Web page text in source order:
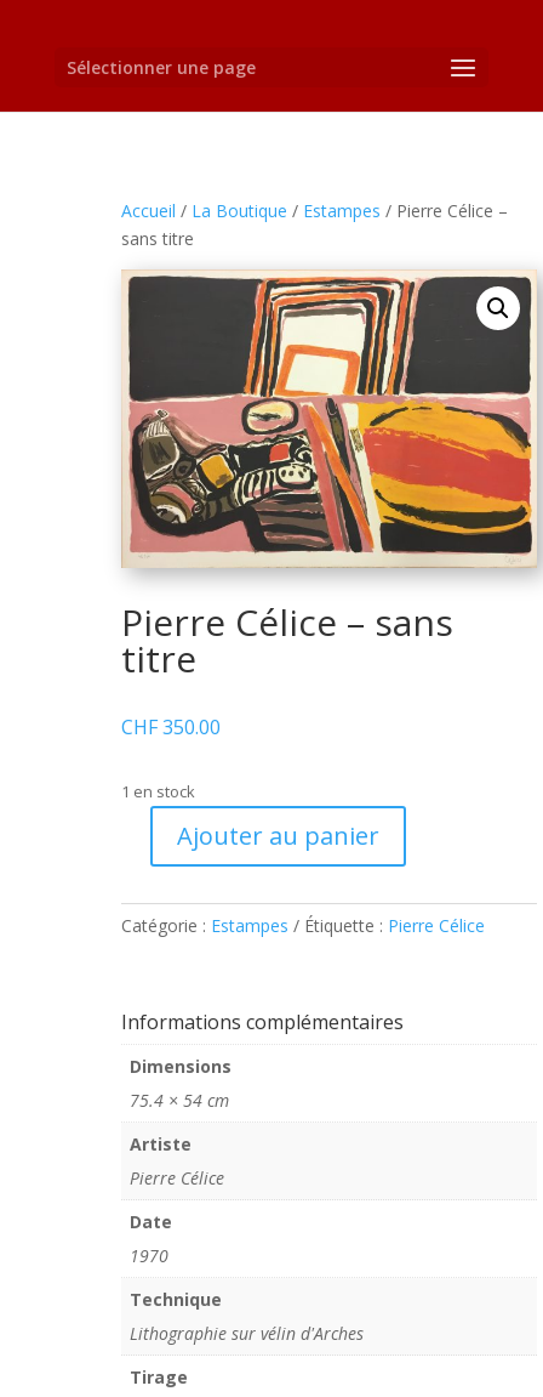
Sélectionner une page
Accueil / La Boutique / Estampes / Pierre Célice –
sans titre
Pierre Célice – sans
titre
CHF350.00
1 en stock
quantité
Pierre
Célice
titre
Ajouter au panier
Catégorie : Estampes Étiquette : Pierre Célice
Informations complémentaires
Dimensions
75.4 × 54 cm
Artiste
Pierre Célice
Date
1970
Technique
Lithographie sur vélin d'Arches
Tirage